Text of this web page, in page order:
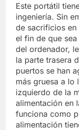
Este portátil
ingeniería. Sin
de sacrificios
el fin de que
del ordenador,
la parte trasera
puertos se han
más gruesa a lo
izquierdo de la
alimentación en
funciona como
alimentación